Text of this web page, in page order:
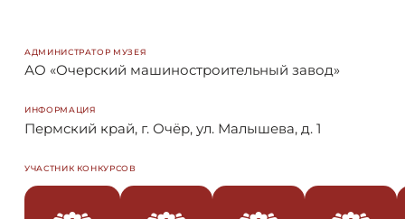
АДМИНИСТРАТОР МУЗЕЯ
АО «Очерский машиностроительный завод»
ИНФОРМАЦИЯ
Пермский край, г. Очёр, ул. Малышева, д. 1
УЧАСТНИК КОНКУРСОВ